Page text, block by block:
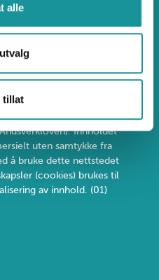
alle
tillat
og klage
i henhold til lov om
Innholdet
uten samtykke fra
å bruke dette nettstedet
(cookies) brukes til
av innhold. (01)